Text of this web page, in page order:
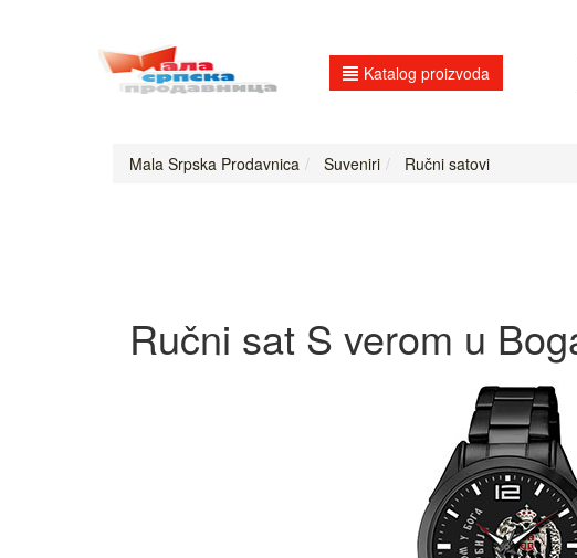
Katalog proizvoda
Mala Srpska Prodavnica Suveniri Ručni satovi
Ručni sat S verom u